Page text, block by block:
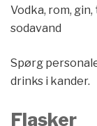
Vodka, rom,
sodavand
Spørg
drinks i kander.
Flasker